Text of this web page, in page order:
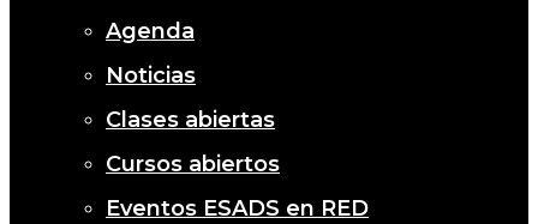
Agenda
Noticias
Clases abiertas
Cursos abiertos
Eventos ESADS en RED